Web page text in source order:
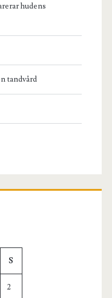
hudens
tandvård
S
2